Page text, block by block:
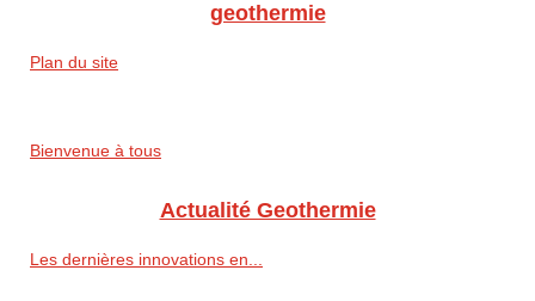
geothermie
Plan du site
Bienvenue à tous
Actualité Geothermie
Les dernières innovations en...